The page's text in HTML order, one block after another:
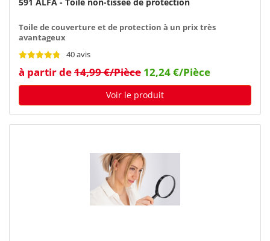
Toile de couverture et de protection à un prix très
avantageux
40 avis
à partir de14,99 €/Pièce 12,24 €/Pièce
Voir le produit